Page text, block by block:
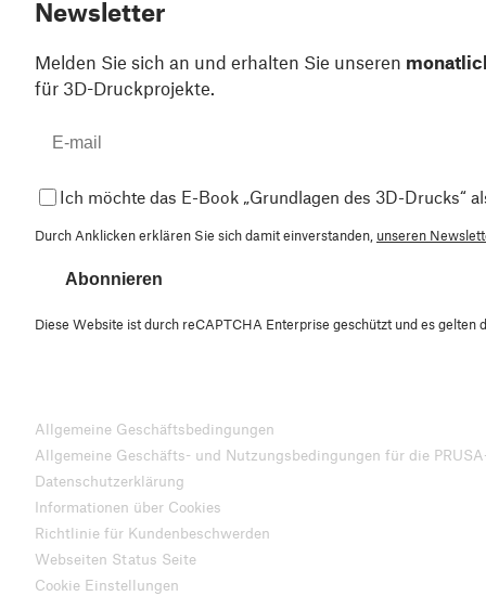
Newsletter
Melden Sie sich an und erhalten Sie unseren
für 3D-Druckprojekte.
Ich möchte das E-Book „Grundlagen des 3D-Drucks“
Durch Anklicken erklären Sie sich damit einverstanden, unseren
Abonnieren
Diese Website ist durch reCAPTCHA Enterprise geschützt und es gelten
Allgemeine Geschäftsbedingungen
Allgemeine Geschäfts- und Nutzungsbedingungen für die
Datenschutzerklärung
Informationen über Cookies
Richtlinie für Kundenbeschwerden
Webseiten Status Seite
Cookie Einstellungen